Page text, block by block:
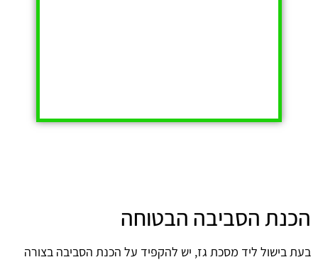
הכנת הסביבה הבטוחה
בעת בישול ליד מסכת גז, יש להקפיד על הכנת הסביבה בצורה